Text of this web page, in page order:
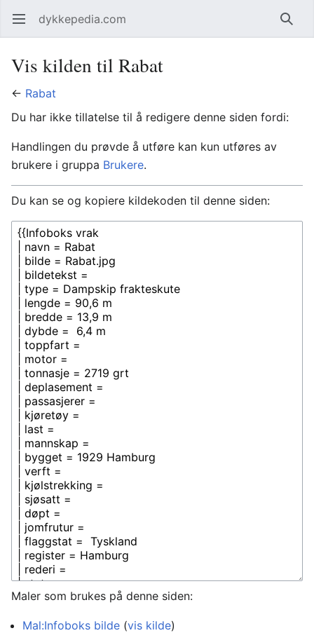
Åpne hovedmenyen dykkepedia.com Søk
Vis kilden til Rabat
← Rabat
Du har ikke tillatelse til å redigere denne siden fordi:
Handlingen du prøvde å utføre kan kun utføres av
brukere i gruppa Brukere.
Du kan se og kopiere kildekoden til denne siden:
Maler som brukes på denne siden:
Mal:Infoboks bilde (vis kilde)